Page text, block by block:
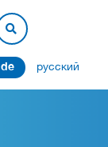
de русский